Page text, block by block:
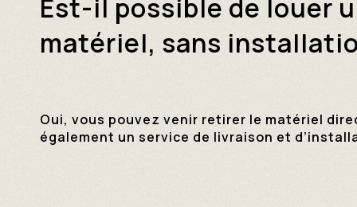
Est-il possible de louer
matériel, sans
Oui, vous pouvez venir retirer le matériel
également un service de livraison et